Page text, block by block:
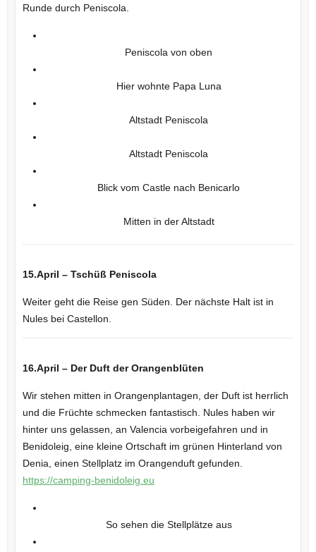
Runde durch Peniscola.
Peniscola von oben
Hier wohnte Papa Luna
Altstadt Peniscola
Altstadt Peniscola
Blick vom Castle nach Benicarlo
Mitten in der Altstadt
15.April – Tschüß Peniscola
Weiter geht die Reise gen Süden. Der nächste Halt ist in
Nules bei Castellon.
16.April – Der Duft der Orangenblüten
Wir stehen mitten in Orangenplantagen, der Duft ist herrlich
und die Früchte schmecken fantastisch. Nules haben wir
hinter uns gelassen, an Valencia vorbeigefahren und in
Benidoleig, eine kleine Ortschaft im grünen Hinterland von
Denia, einen Stellplatz im Orangenduft gefunden.
https://camping-benidoleig.eu
So sehen die Stellplätze aus